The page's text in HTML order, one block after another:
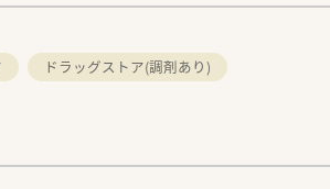
ドラッグストア(調剤あり)